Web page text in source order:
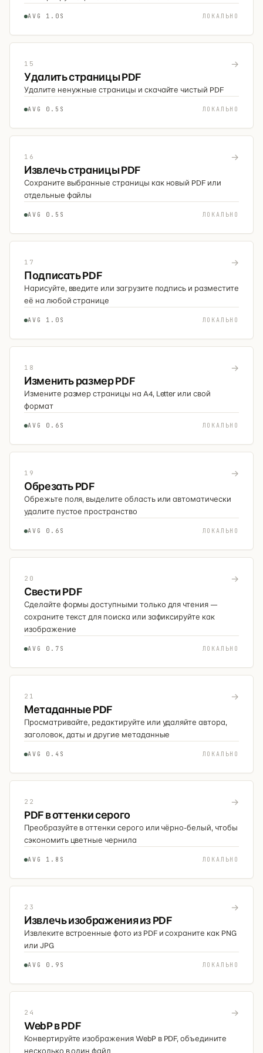
AVG 1.0S ЛОКАЛЬНО
15 →
Удалить страницы PDF
Удалите ненужные страницы и скачайте чистый PDF
AVG 0.5S ЛОКАЛЬНО
16 →
Извлечь страницы PDF
Сохраните выбранные страницы как новый PDF или
отдельные файлы
AVG 0.5S ЛОКАЛЬНО
17 →
Подписать PDF
Нарисуйте, введите или загрузите подпись и разместите
её на любой странице
AVG 1.0S ЛОКАЛЬНО
18 →
Изменить размер PDF
Измените размер страницы на A4, Letter или свой
формат
AVG 0.6S ЛОКАЛЬНО
19 →
Обрезать PDF
Обрежьте поля, выделите область или автоматически
удалите пустое пространство
AVG 0.6S ЛОКАЛЬНО
20 →
Свести PDF
Сделайте формы доступными только для чтения —
сохраните текст для поиска или зафиксируйте как
изображение
AVG 0.7S ЛОКАЛЬНО
21 →
Метаданные PDF
Просматривайте, редактируйте или удаляйте автора,
заголовок, даты и другие метаданные
AVG 0.4S ЛОКАЛЬНО
22 →
PDF в оттенки серого
Преобразуйте в оттенки серого или чёрно-белый, чтобы
сэкономить цветные чернила
AVG 1.8S ЛОКАЛЬНО
23 →
Извлечь изображения из PDF
Извлеките встроенные фото из PDF и сохраните как PNG
или JPG
AVG 0.9S ЛОКАЛЬНО
24 →
WebP в PDF
Конвертируйте изображения WebP в PDF, объедините
несколько в один файл